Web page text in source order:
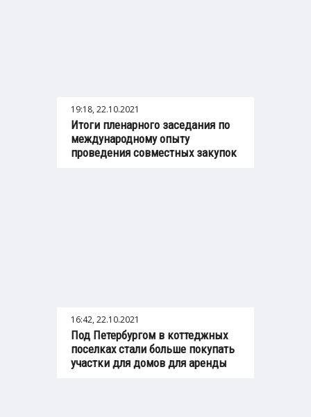
19:18, 22.10.2021
Итоги пленарного заседания по
международному опыту
проведения совместных закупок
16:42, 22.10.2021
Под Петербургом в коттеджных
поселках стали больше покупать
участки для домов для аренды